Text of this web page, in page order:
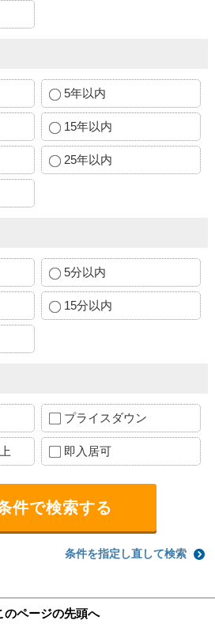
5年以内
15年以内
25年以内
5分以内
15分以内
プライスダウン
即入居可
条件を指定し直して検索
のページの先頭へ